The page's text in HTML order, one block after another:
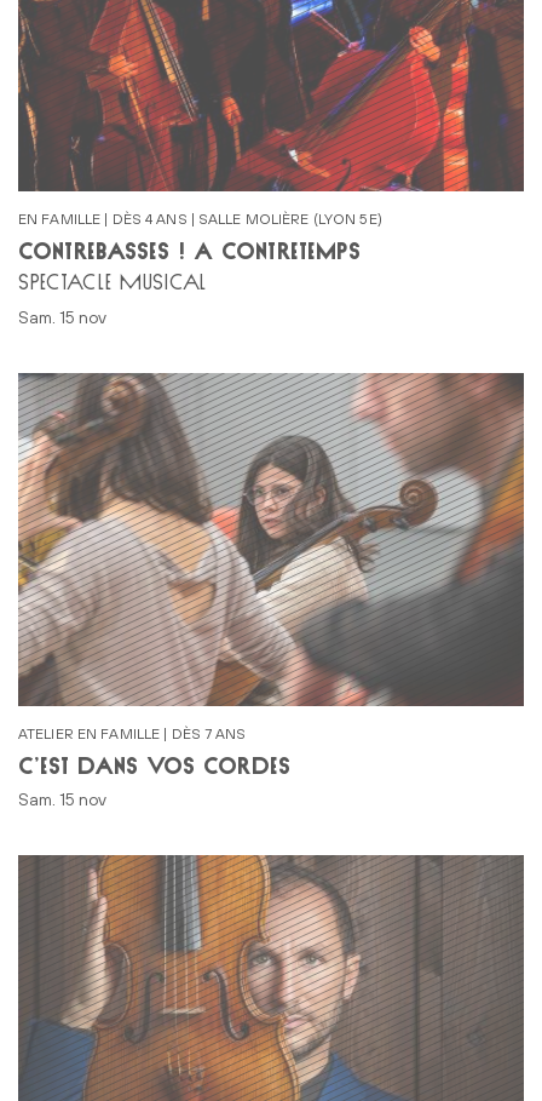
EN FAMILLE | DÈS 4 ANS | SALLE MOLIÈRE (LYON 5E)
CONTREBASSES ! À CONTRETEMPS
SPECTACLE MUSICAL
sam. 15 nov
ATELIER EN FAMILLE | DÈS 7 ANS
C’EST DANS VOS CORDES
sam. 15 nov